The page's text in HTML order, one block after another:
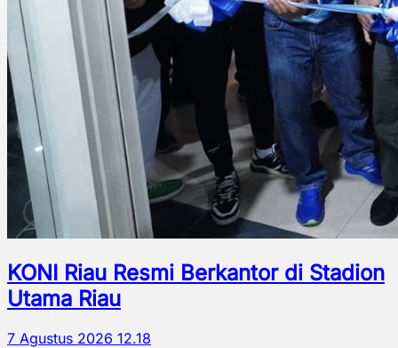
KONI Riau Resmi Berkantor di Stadion
Utama Riau
7 Agustus 2026 12.18